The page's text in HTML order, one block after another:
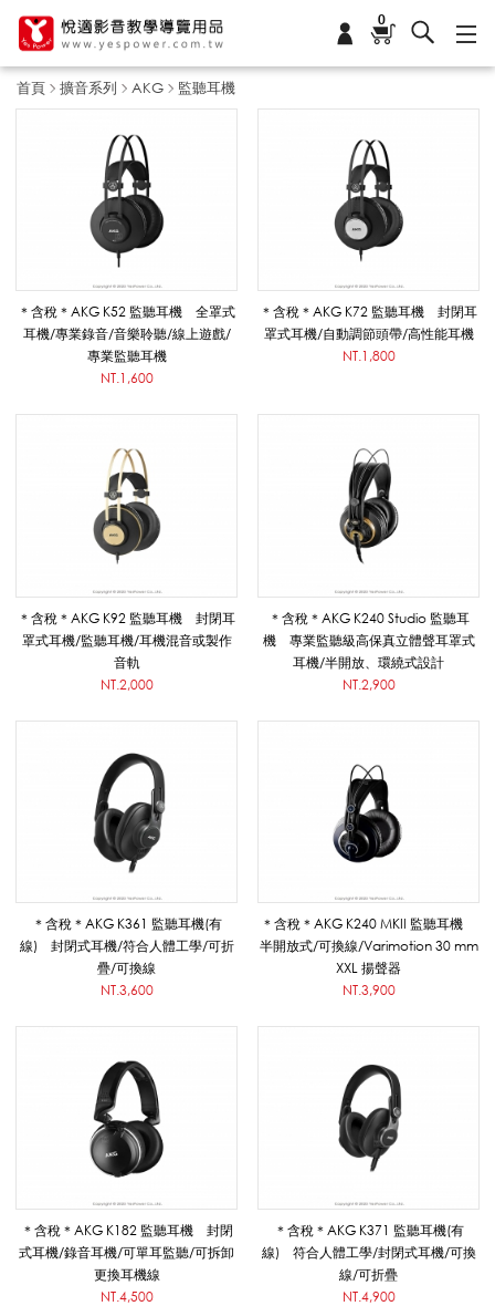
0
首頁 擴音系列 AKG 監聽耳機
耳
K
音
系
悅
＊含稅＊AKG K52 監聽耳機 全罩式
耳機/專業錄音/音樂聆聽/線上遊戲/
專業監聽耳機
NT.1,600
＊含稅＊AKG K72 監聽耳機 封閉耳
罩式耳機/自動調節頭帶/高性能耳機
NT.1,800
＊含稅＊AKG K92 監聽耳機 封閉耳
罩式耳機/監聽耳機/耳機混音或製作
音軌
NT.2,000
＊含稅＊AKG K240 Studio 監聽耳
機 專業監聽級高保真立體聲耳罩式
耳機/半開放、環繞式設計
NT.2,900
＊含稅＊AKG K361 監聽耳機(有
線) 封閉式耳機/符合人體工學/可折
疊/可換線
NT.3,600
＊含稅＊AKG K240 MKII 監聽耳機
半開放式/可換線/Varimotion 30 mm
XXL 揚聲器
NT.3,900
＊含稅＊AKG K182 監聽耳機 封閉
式耳機/錄音耳機/可單耳監聽/可拆卸
更換耳機線
NT.4,500
＊含稅＊AKG K371 監聽耳機(有
線) 符合人體工學/封閉式耳機/可換
線/可折疊
NT.4,900